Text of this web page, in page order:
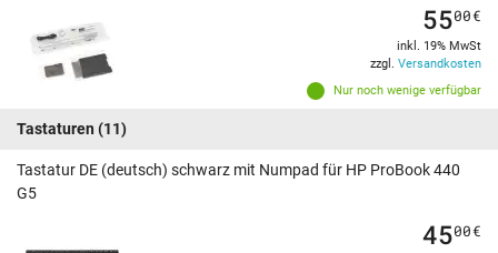
Nur noch wenige verfügbar
5500€
inkl. 19% MwSt
zzgl. Versandkosten
Tastaturen (11)
Tastatur DE (deutsch) schwarz mit Numpad für HP ProBook 440
G5
4500€